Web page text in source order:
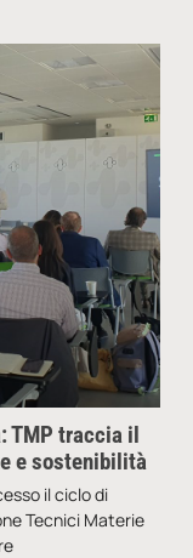
TMP traccia il
e sostenibilità
il ciclo di
Tecnici Materie